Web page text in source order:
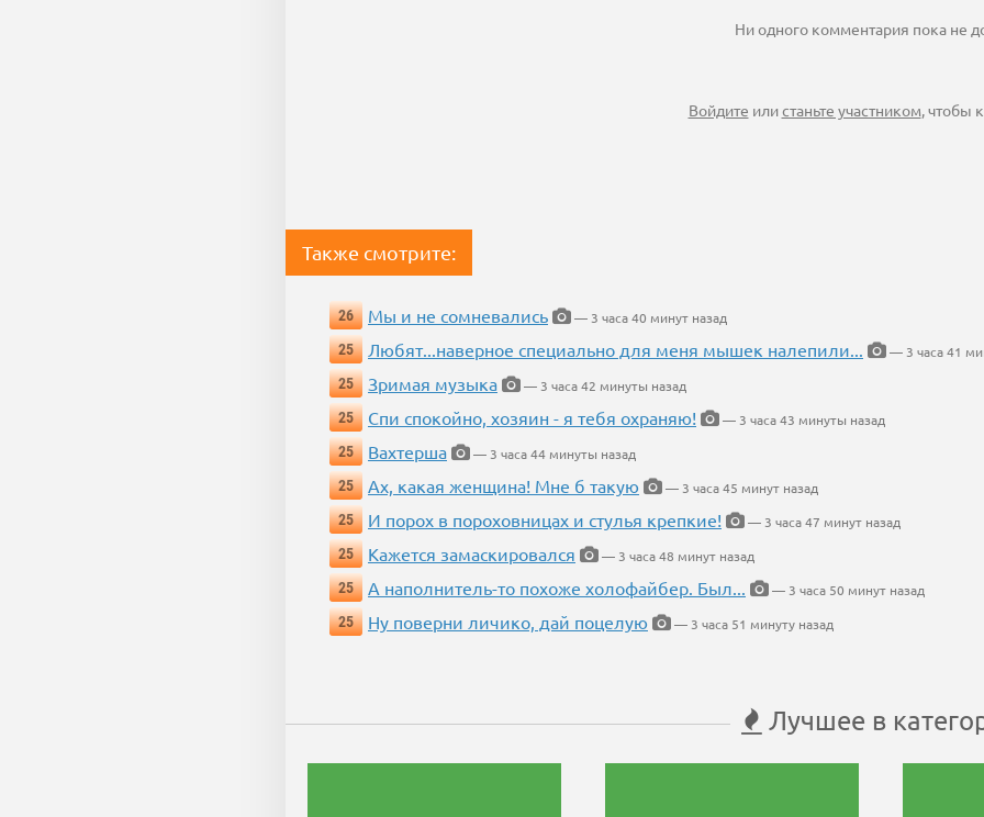
Ни одного комментария пока не
Войдите илистаньте участником, чтобы
Также смотрите:
26 Мы и не сомневались
— 3 часа 40 минут назад
25
Любят...наверное специально для меня мышек налепили...
— 3 часа 41
25
Зримая музыка
— 3 часа 42 минуты назад
25
Спи спокойно, хозяин - я тебя охраняю!
— 3 часа 43 минуты назад
25
Вахтерша
— 3 часа 44 минуты назад
25
Ах, какая женщина! Мне б такую
— 3 часа 45 минут назад
25
И порох в пороховницах и стулья крепкие!
— 3 часа 47 минут назад
25
Кажется замаскировался
— 3 часа 48 минут назад
25
А наполнитель-то похоже холофайбер. Был...
— 3 часа 50 минут назад
25
Ну поверни личико, дай поцелую — 3 часа 51 минуту назад
Лучшее в